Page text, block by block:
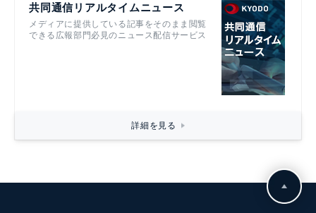
共同通信リアルタイムニュース
メディアに提供している記事をそのまま閲覧
できる広報部門必見のニュース配信サービス
詳細を見る